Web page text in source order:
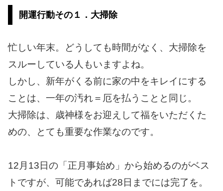
開運行動その１．大掃除
忙しい年末。どうしても時間がなく、大掃除を
スルーしている人もいますよね。
しかし、新年がくる前に家の中をキレイにする
ことは、一年の汚れ＝厄を払うことと同じ。
大掃除は、歳神様をお迎えして福をいただくた
めの、とても重要な作業なのです。
12月13日の「正月事始め」から始めるのがベス
トですが、可能であれば28日までには完了を。